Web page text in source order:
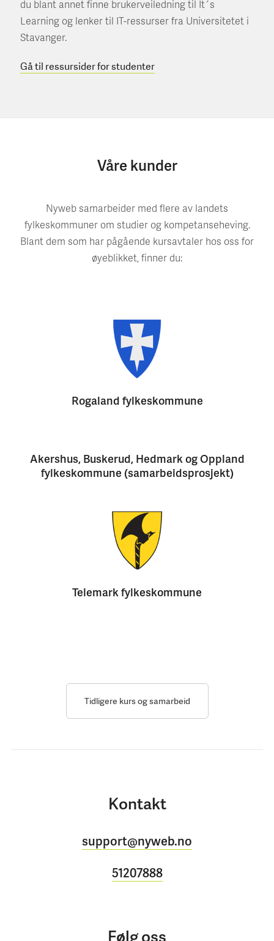
du blant annet finne brukerveiledning til It´s
Learning og lenker til IT-ressurser fra Universitetet i
Stavanger.
Gå til ressursider for studenter
Våre kunder
Nyweb samarbeider med flere av landets
fylkeskommuner om studier og kompetanseheving.
Blant dem som har pågående kursavtaler hos oss for
øyeblikket, finner du:
Rogaland fylkeskommune
Akershus, Buskerud, Hedmark og Oppland
fylkeskommune (samarbeidsprosjekt)
Telemark fylkeskommune
Tidligere kurs og samarbeid
Kontakt
support@nyweb.no
51207888
Følg oss